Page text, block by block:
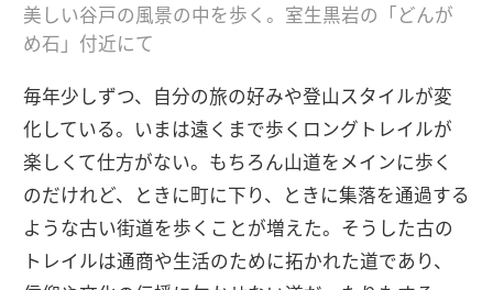
美しい谷戸の風景の中を歩く。室生黒岩の「どんが
め石」付近にて
毎年少しずつ、自分の旅の好みや登山スタイルが変
化している。いまは遠くまで歩くロングトレイルが
楽しくて仕方がない。もちろん山道をメインに歩く
のだけれど、ときに町に下り、ときに集落を通過する
ような古い街道を歩くことが増えた。そうした古の
トレイルは通商や生活のために拓かれた道であり、